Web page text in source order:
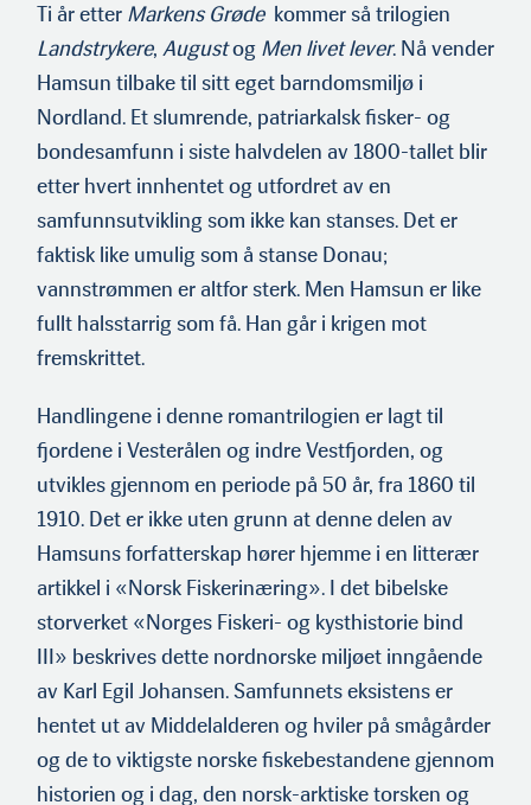
Ti år etter Markens Grødekommer så trilogien
Landstrykere, Augustog Men livet lever. Nå vender
Hamsun tilbake til sitt eget barndomsmiljø i
Nordland. Et slumrende, patriarkalsk fisker- og
bondesamfunn i siste halvdelen av 1800-tallet blir
etter hvert innhentet og utfordret av en
samfunnsutvikling som ikke kan stanses. Det er
faktisk like umulig som å stanse Donau;
vannstrømmen er altfor sterk. Men Hamsun er like
fullt halsstarrig som få. Han går i krigen mot
fremskrittet.
Handlingene i denne romantrilogien er lagt til
fjordene i Vesterålen og indre Vestfjorden, og
utvikles gjennom en periode på 50 år, fra 1860 til
1910. Det er ikke uten grunn at denne delen av
Hamsuns forfatterskap hører hjemme i en litterær
artikkel i «Norsk Fiskerinæring». I det bibelske
storverket «Norges Fiskeri- og kysthistorie bind
III» beskrives dette nordnorske miljøet inngående
av Karl Egil Johansen. Samfunnets eksistens er
hentet ut av Middelalderen og hviler på smågårder
og de to viktigste norske fiskebestandene gjennom
historien og i dag, den norsk-arktiske torsken og